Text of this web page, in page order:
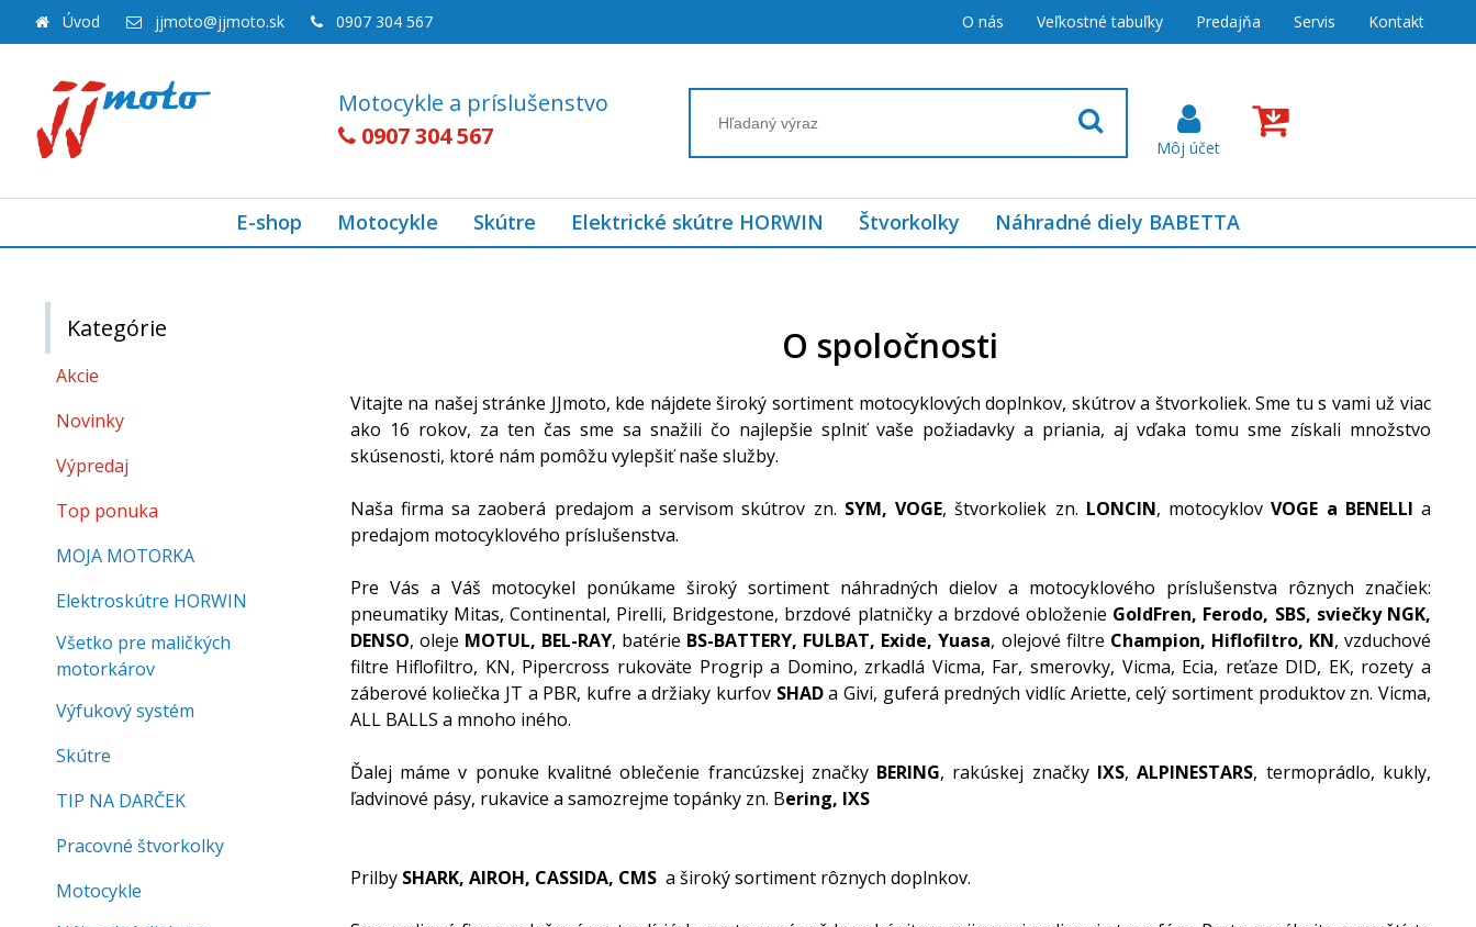
Motocykle a príslušenstvo
0907 304 567
Úvod jjmoto@jjmoto.sk 0907 304 567 O nás Veľkostné tabuľky Predajňa Servis Kontakt
E-shop Motocykle Skútre Elektrické skútre HORWIN Štvorkolky Náhradné diely BABETTA
O spoločnosti
Vitajte na našej stránke JJmoto, kde nájdete široký sortiment motocyklových doplnkov, skútrov a štvorkoliek. Sme tu s vami už viac
ako 16 rokov, za ten čas sme sa snažili čo najlepšie splniť vaše požiadavky a priania, aj vďaka tomu sme získali množstvo
skúsenosti, ktoré nám pomôžu vylepšiť naše služby.
Naša firma sa zaoberá predajom a servisom skútrov zn. SYM, VOGE, štvorkoliek zn. LONCIN, motocyklovVOGE a BENELLI a
predajom motocyklového príslušenstva.
Pre Vás a Váš motocykel ponúkame široký sortiment náhradných dielov a motocyklového príslušenstva rôznych značiek:
pneumatiky Mitas, Continental, Pirelli, Bridgestone, brzdové platničky a brzdové obloženie GoldFren, Ferodo, SBS, sviečky NGK,
DENSO, oleje MOTUL, BEL-RAY, batérie BS-BATTERY, FULBAT, Exide, Yuasa, olejové filtre Champion, Hiflofiltro, KN, vzduchové
filtre Hiflofiltro, KN, Pipercross rukoväte Progrip a Domino, zrkadlá Vicma, Far, smerovky, Vicma, Ecia, reťaze DID, EK, rozety a
záberové koliečka JT a PBR, kufre a držiaky kurfovSHADa Givi, guferá predných vidlíc Ariette, celý sortiment produktov zn. Vicma,
ALL BALLS a mnoho iného.
Ďalej máme v ponuke kvalitné oblečenie francúzskej značky BERING, rakúskej značky IXS,ALPINESTARS, termoprádlo, kukly,
ľadvinové pásy, rukavice a samozrejme topánky zn. Bering, IXS
Prilby SHARK, AIROH, CASSIDA, CMSa široký sortiment rôznych doplnkov.
Kategórie
Akcie
Novinky
Výpredaj
Top ponuka
MOJA MOTORKA
Elektroskútre HORWIN
Všetko pre maličkých
motorkárov
Výfukový systém
Skútre
TIP NA DARČEK
Pracovné štvorkolky
Motocykle